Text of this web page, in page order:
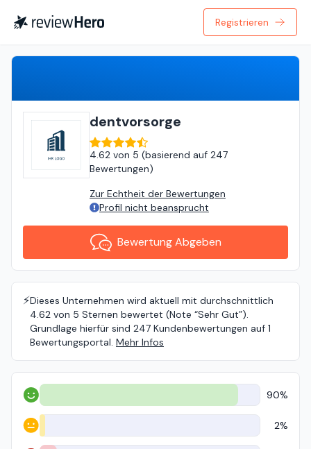
Registrieren
dentvorsorge
4.62 von 5 (basierend auf 247
Bewertungen)
Zur Echtheit der Bewertungen
Profil nicht beansprucht
Bewertung Abgeben
⚡️Dieses Unternehmen wird aktuell mit durchschnittlich
4.62 von 5 Sternen bewertet (Note “Sehr Gut”).
Grundlage hierfür sind 247 Kundenbewertungen auf 1
Bewertungsportal. Mehr Infos
Positiv 90%
Neutral 2%